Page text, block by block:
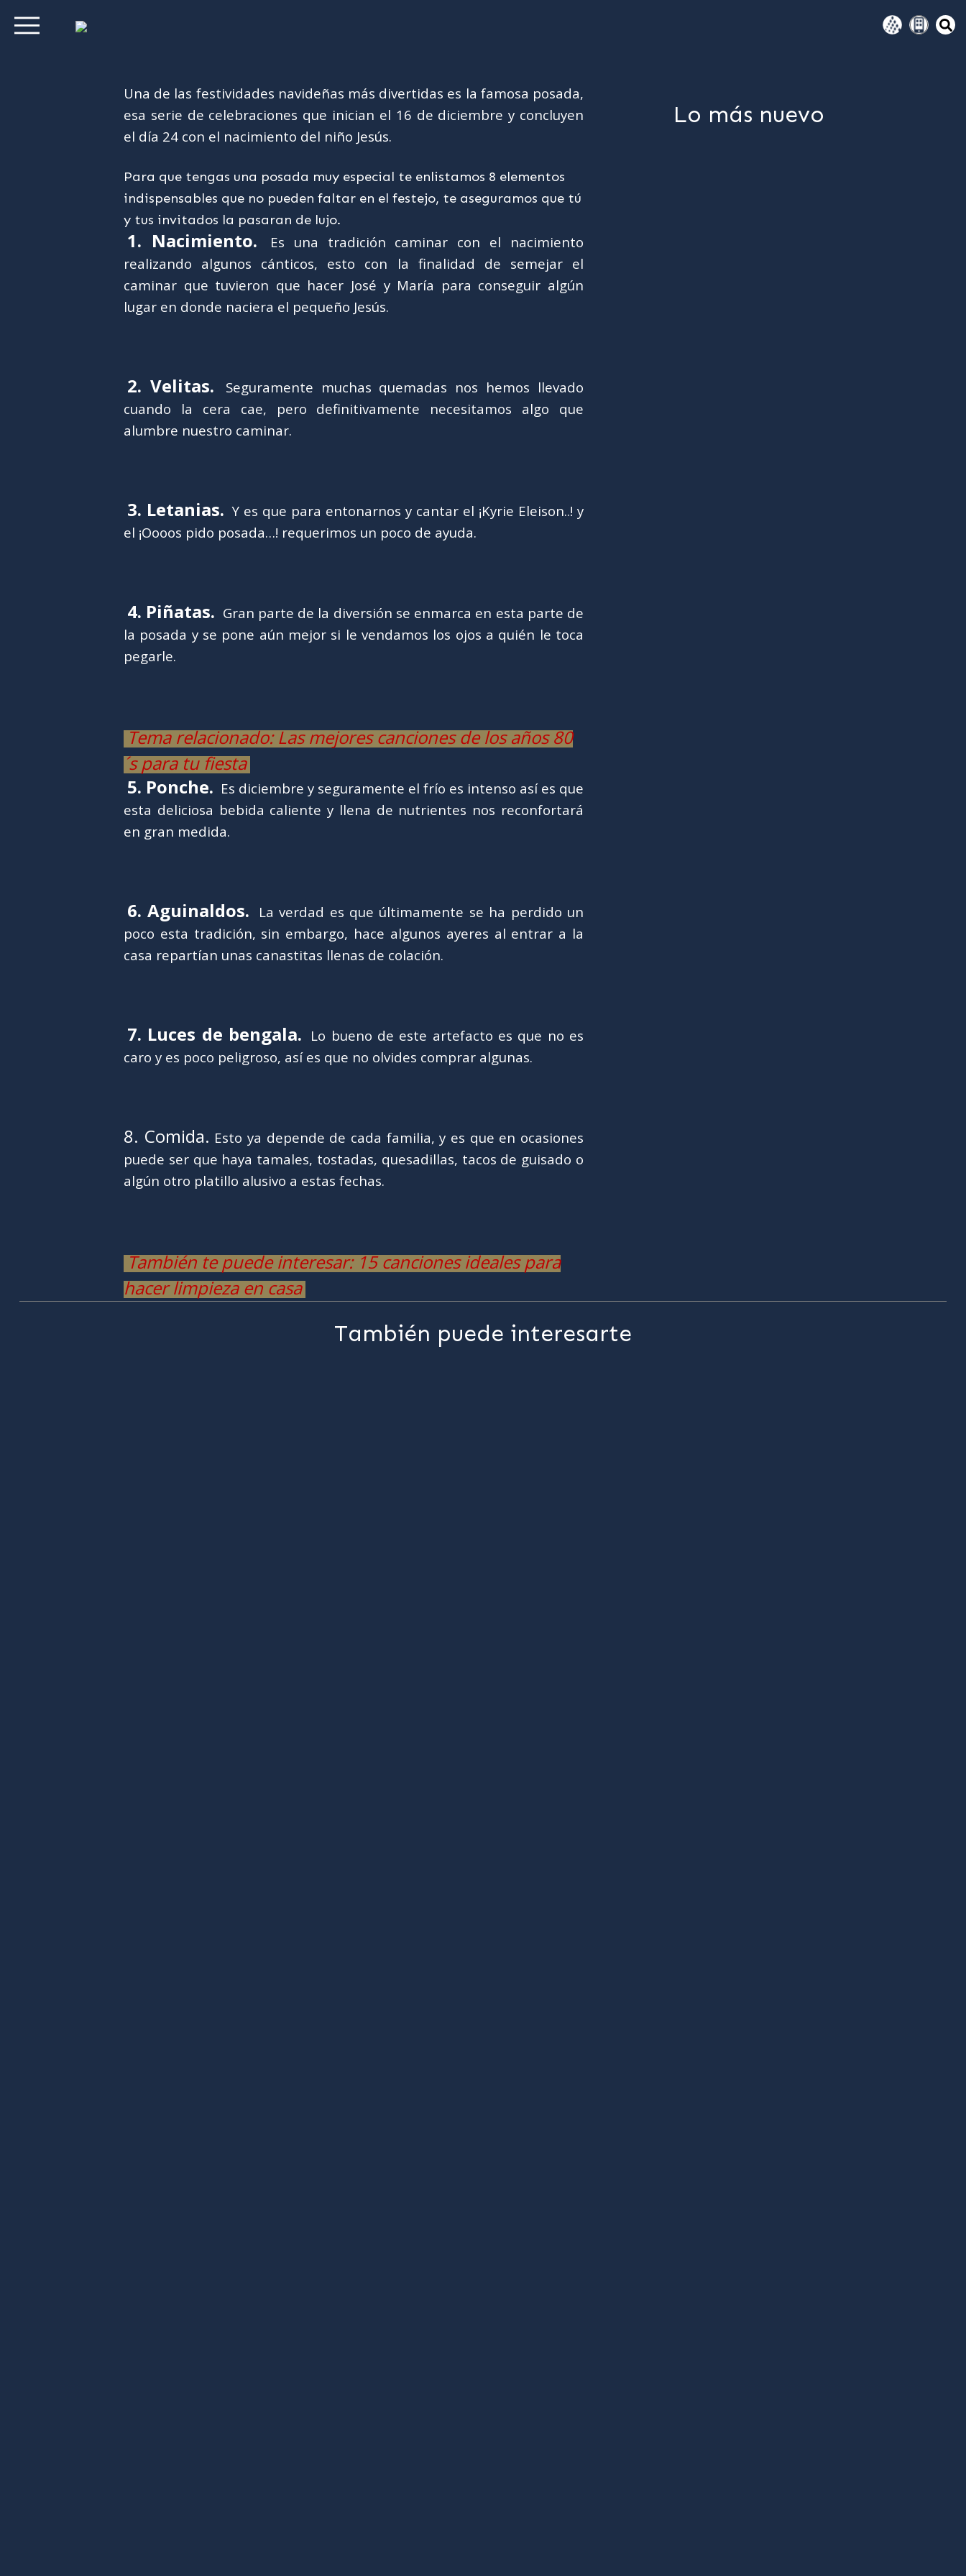
Una de las festividades navideñas más divertidas es la famosa posada,
esa serie de celebraciones que inician el 16 de diciembre y concluyen
el día 24 con el nacimiento del niño Jesús.
Para que tengas una posada muy especial te enlistamos 8 elementos
indispensables que no pueden faltar en el festejo, te aseguramos que tú
y tus invitados la pasaran de lujo.
1. Nacimiento.
Es una tradición caminar con el nacimiento
realizando algunos cánticos, esto con la finalidad de semejar el
caminar que tuvieron que hacer José y María para conseguir algún
lugar en donde naciera el pequeño Jesús.
2. Velitas.
Seguramente muchas quemadas nos hemos llevado
cuando la cera cae, pero definitivamente necesitamos algo que
alumbre nuestro caminar.
3. Letanias. Y es que para entonarnos y cantar el ¡Kyrie Eleison..! y
el ¡Oooos pido posada…! requerimos un poco de ayuda.
4. Piñatas. Gran parte de la diversión se enmarca en esta parte de
la posada y se pone aún mejor si le vendamos los ojos a quién le toca
pegarle.
Tema relacionado: Las mejores canciones de los años 80
´s para tu fiesta
5. Ponche. Es diciembre y seguramente el frío es intenso así es que
esta deliciosa bebida caliente y llena de nutrientes nos reconfortará
en gran medida.
6. Aguinaldos.
La verdad es que últimamente se ha perdido un
poco esta tradición, sin embargo, hace algunos ayeres al entrar a la
casa repartían unas canastitas llenas de colación.
7. Luces de bengala. Lo bueno de este artefacto es que no es
caro y es poco peligroso, así es que no olvides comprar algunas.
8. Comida. Esto ya depende de cada familia, y es que en ocasiones
puede ser que haya tamales, tostadas, quesadillas, tacos de guisado o
algún otro platillo alusivo a estas fechas.
También te puede interesar: 15 canciones ideales para
hacer limpieza en casa
Lo más nuevo
También puede interesarte